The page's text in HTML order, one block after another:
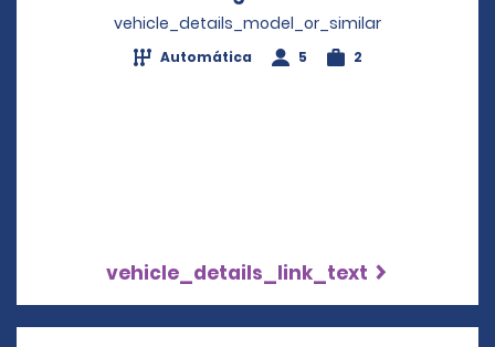
vehicle_details_model_or_similar
Automática 5 2
vehicle_details_link_text